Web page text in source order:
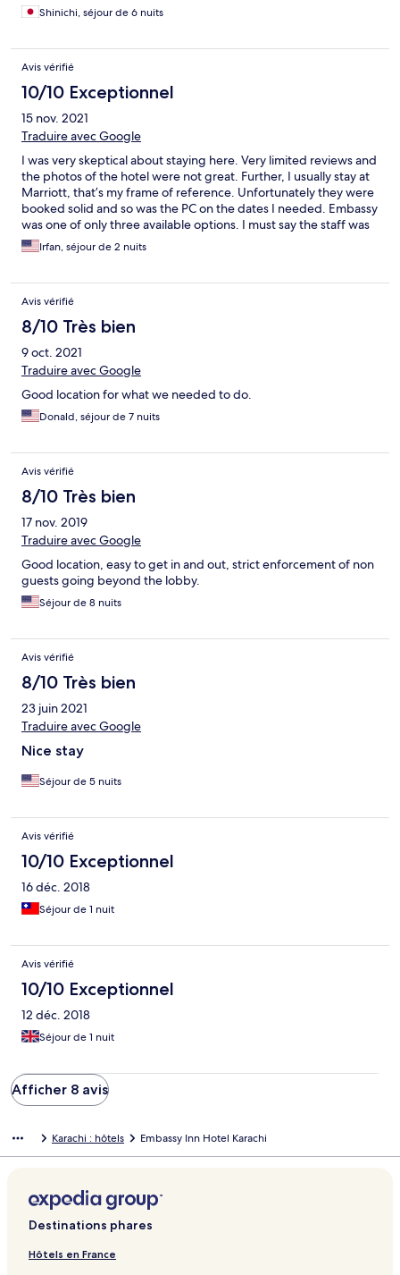
Shinichi, séjour de 6 nuits
Avis vérifié
10/10 Exceptionnel
15 nov. 2021
Traduire avec Google
I was very skeptical about staying here. Very limited reviews and
the photos of the hotel were not great. Further, I usually stay at
Marriott, that’s my frame of reference. Unfortunately they were
booked solid and so was the PC on the dates I needed. Embassy
was one of only three available options. I must say the staff was
GREAT and the room was SPOTLESSLY clean top to bottom. I
came with low expectations but I left well rested. If you are
this one is hard to beat.
Irfan, séjour de 2 nuits
Avis vérifié
8/10 Très bien
9 oct. 2021
Traduire avec Google
Good location for what we needed to do.
Donald, séjour de 7 nuits
Avis vérifié
8/10 Très bien
17 nov. 2019
Traduire avec Google
Good location, easy to get in and out, strict enforcement of non
guests going beyond the lobby.
Séjour de 8 nuits
Avis vérifié
8/10 Très bien
23 juin 2021
Traduire avec Google
Nice stay
Séjour de 5 nuits
Avis vérifié
10/10 Exceptionnel
16 déc. 2018
Séjour de 1 nuit
Avis vérifié
10/10 Exceptionnel
12 déc. 2018
Séjour de 1 nuit
Afficher 8 avis
Karachi : hôtels Embassy Inn Hotel Karachi
Destinations phares
Hôtels en France